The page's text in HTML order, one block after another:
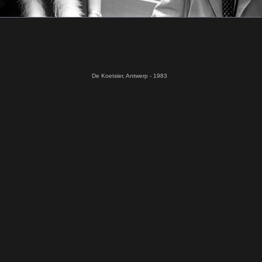
De Koetsier, Antwerp - 1983